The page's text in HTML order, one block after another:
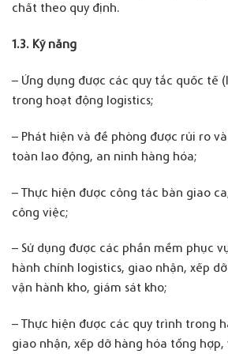
chất theo quy định.
1.3. Kỹ năng
– Ứng dụng được các quy tắc quốc tế
trong hoạt động logistics;
– Phát hiện và đề phòng được rủi ro
toàn lao động, an ninh hàng hóa;
– Thực hiện được công tác bàn giao
công việc;
– Sử dụng được các phần mềm phục
hành chính logistics, giao nhận, xếp
vận hành kho, giám sát kho;
– Thực hiện được các quy trình trong
giao nhận, xếp dỡ hàng hóa tổng